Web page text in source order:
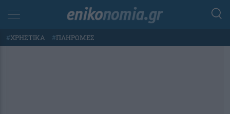
#ΧΡΗΣΤΙΚΑ #ΠΛΗΡΩΜΕΣ